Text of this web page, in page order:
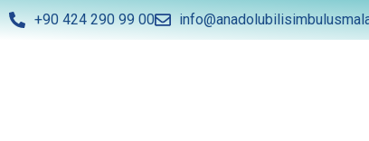
+90 424 290 99 00